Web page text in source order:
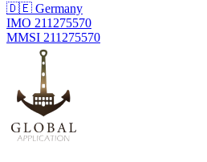
🇩🇪 Germany
IMO 211275570
MMSI 211275570